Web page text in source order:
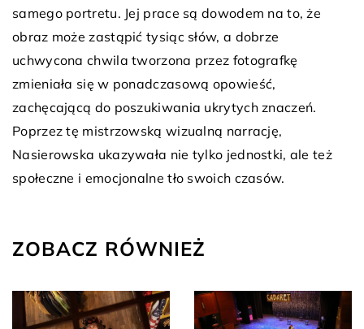
samego portretu. Jej prace są dowodem na to, że
obraz może zastąpić tysiąc słów, a dobrze
uchwycona chwila tworzona przez fotografkę
zmieniała się w ponadczasową opowieść,
zachęcającą do poszukiwania ukrytych znaczeń.
Poprzez tę mistrzowską wizualną narrację,
Nasierowska ukazywała nie tylko jednostki, ale też
społeczne i emocjonalne tło swoich czasów.
ZOBACZ RÓWNIEŻ